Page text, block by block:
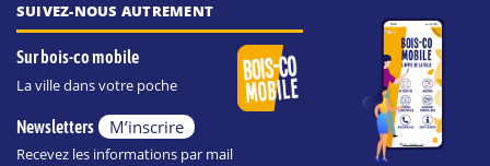
SUIVEZ-NOUS AUTREMENT
Sur bois-co mobile
La ville dans votre poche
Newsletters M’inscrire
Recevez les informations par mail